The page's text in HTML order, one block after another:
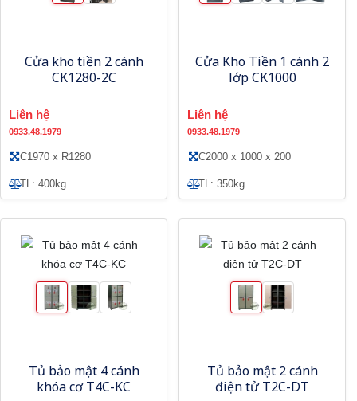
Cửa kho tiền 2 cánh
CK1280-2C
Liên hệ
0933.48.1979
C1970 x R1280
TL: 400kg
Cửa Kho Tiền 1 cánh 2
lớp CK1000
Liên hệ
0933.48.1979
C2000 x 1000 x 200
TL: 350kg
Tủ bảo mật 4 cánh
khóa cơ T4C-KC
Tủ bảo mật 2 cánh
điện tử T2C-DT